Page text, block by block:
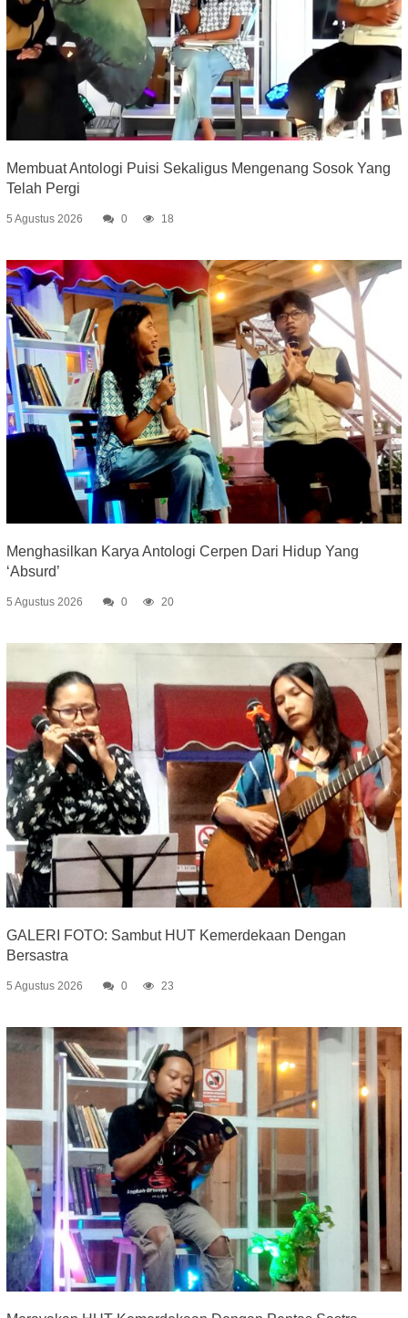
Membuat Antologi Puisi Sekaligus Mengenang Sosok Yang
Telah Pergi
5 Agustus 2026 0 18
Menghasilkan Karya Antologi Cerpen Dari Hidup Yang
‘Absurd’
5 Agustus 2026 0 20
GALERI FOTO: Sambut HUT Kemerdekaan Dengan
Bersastra
5 Agustus 2026 0 23